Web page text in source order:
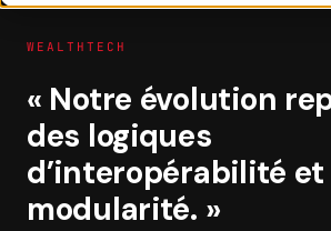
WEALTHTECH
« Notre évolution
des logiques
d’interopérabilité et
modularité. »